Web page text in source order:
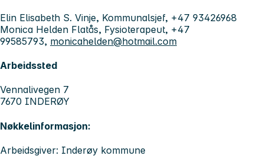
Elin Elisabeth S. Vinje, Kommunalsjef, +47 93426968
Monica Helden Flatås, Fysioterapeut, +47
99585793, monicahelden@hotmail.com
Arbeidssted
Vennalivegen 7
7670 INDERØY
Nøkkelinformasjon:
Arbeidsgiver: Inderøy kommune